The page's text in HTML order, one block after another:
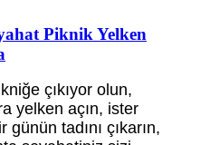
Piknik Yelken
çıkıyor olun,
yelken açın, ister
tadını çıkarın,